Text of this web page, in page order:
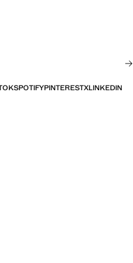
SPOTIFYPINTERESTXLINKEDIN